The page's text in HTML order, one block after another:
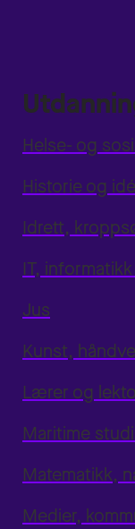
Helse- og
Historie og
Idrett,
IT,
Jus
Kunst,
Lærer og
Maritime
Matematikk,
Medier,